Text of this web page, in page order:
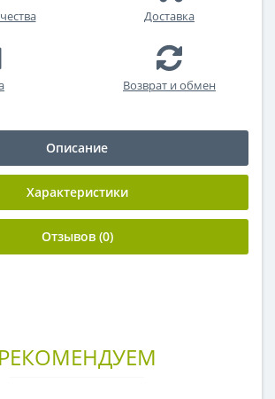
Доставка
Возврат и обмен
Описание
Характеристики
Отзывов (0)
РЕКОМЕНДУЕМ